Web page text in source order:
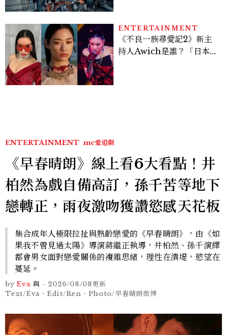
ENTERTAINMENT
《不良一族尋愛記2》新主
持人Awich是誰？「日本嘻
ENTERTAINMENT mc愛追劇
《早春晴朗》線上看6大看點！井
柏然為戲自備高訂，孫千苦等地下
戀轉正，雨夜激吻獲讚慾感天花板
集合成年人極限拉扯與熟齡戀愛的《早春晴朗》，由《如
果我不曾見過太陽》導演蔣繼正執導，井柏然、孫千演繹
都會男女面對戀愛關係的複雜思緒，理性在潰堤，慾望在
蔓延。
by Eva 與 -2026/08/08更新
Text/Eva、Edit/Ren、Photo/早春晴朗微博